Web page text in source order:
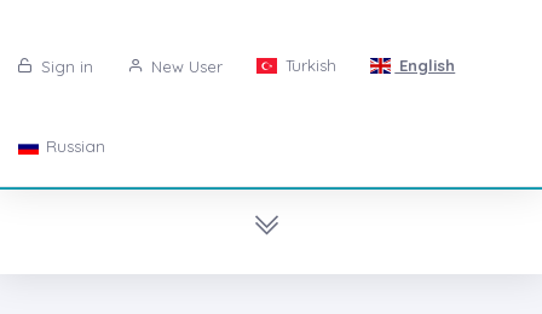
Sign in New User Turkish English
Russian